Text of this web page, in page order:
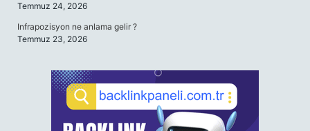
Temmuz 24, 2026
Infrapozisyon ne anlama gelir ?
Temmuz 23, 2026